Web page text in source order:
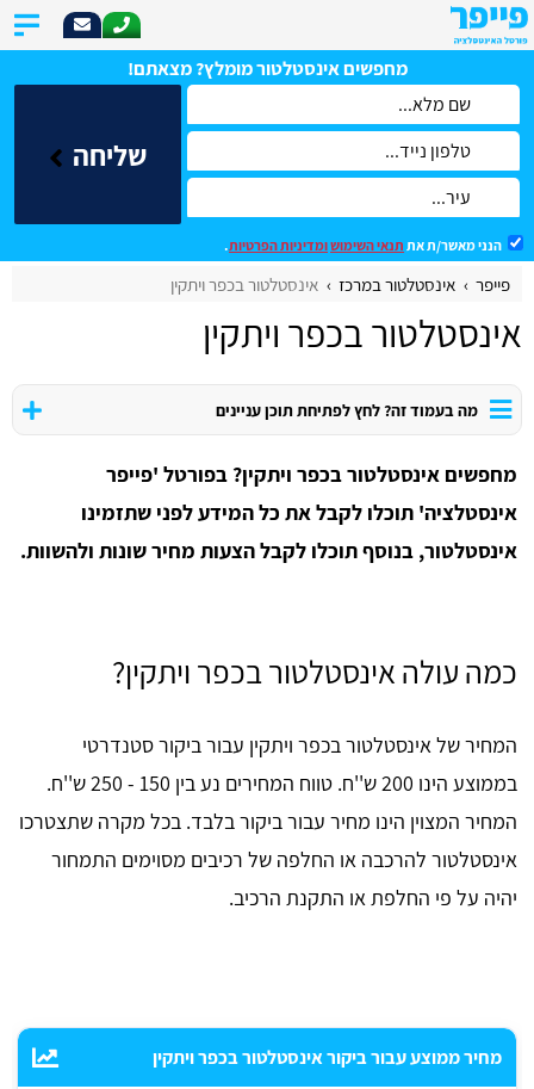
מחפשים אינסטלטור מומלץ? מצאתם!
שליחה
הנני מאשר/ת את תנאי השימושומדיניות הפרטיות.
פייפר אינסטלטור במרכז אינסטלטור בכפר ויתקין
אינסטלטור בכפר ויתקין
מה בעמוד זה? לחץ לפתיחת תוכן עניינים
מחפשים אינסטלטור בכפר ויתקין? בפורטל 'פייפר
אינסטלציה' תוכלו לקבל את כל המידע לפני שתזמינו
אינסטלטור, בנוסף תוכלו לקבל הצעות מחיר שונות ולהשוות.
כמה עולה אינסטלטור בכפר ויתקין?
המחיר של אינסטלטור בכפר ויתקין עבור ביקור סטנדרטי
בממוצע הינו 200 ש''ח. טווח המחירים נע בין 150 - 250 ש''ח.
המחיר המצוין הינו מחיר עבור ביקור בלבד. בכל מקרה שתצטרכו
אינסטלטור להרכבה או החלפה של רכיבים מסוימים התמחור
יהיה על פי החלפת או התקנת הרכיב.
מחיר ממוצע עבור ביקור אינסטלטור בכפר ויתקין